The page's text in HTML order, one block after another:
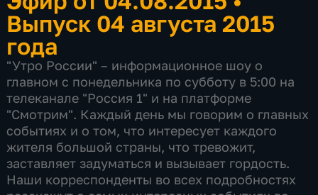
Выпуск 04 августа 2015
года
"Утро России" – информационное шоу о
главном с понедельника по субботу в 5:00 на
телеканале "Россия 1" и на платформе
"Смотрим". Каждый день мы говорим о главных
событиях и о том, что интересует каждого
жителя большой страны, что тревожит,
заставляет задуматься и вызывает гордость.
Наши корреспонденты во всех подробностях